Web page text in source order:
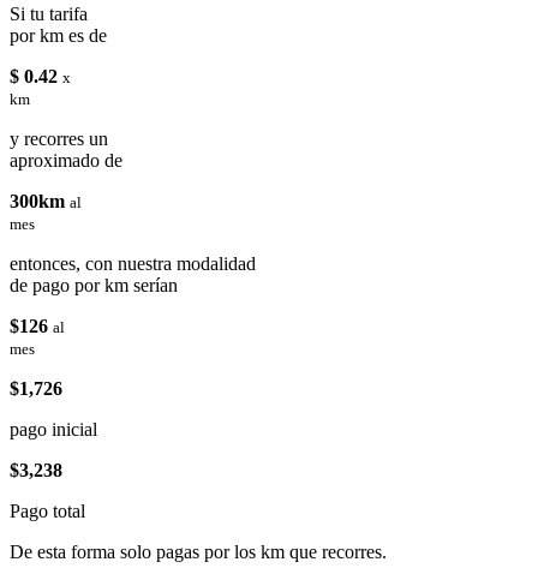
Si tu tarifa
por km es de
$ 0.42 x
km
y recorres un
aproximado de
300km al
mes
entonces, con nuestra modalidad
de pago por km serían
$126 al
mes
$1,726
pago inicial
$3,238
Pago total
De esta forma solo pagas por los km que recorres.